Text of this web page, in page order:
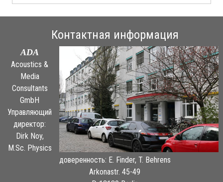
Контактная информация
ADA
Acoustics &
Media
Consultants
GmbH
Управляющий
директор:
Dirk Noy,
M.Sc. Physics
доверенность: E. Finder, T. Behrens
Arkonastr. 45-49